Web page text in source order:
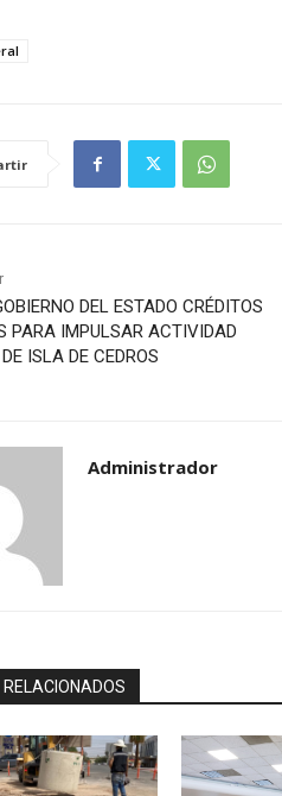
DEL ESTADO CRÉDITOS
PARA IMPULSAR ACTIVIDAD
ISLA DE CEDROS
Administrador